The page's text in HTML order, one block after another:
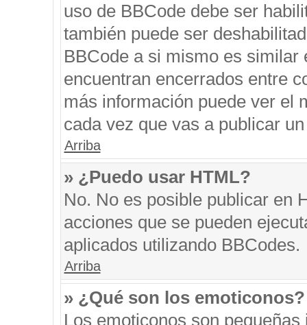
uso de BBCode debe ser
también puede ser
BBCode a si mismo es
encuentran encerrados entre
más información puede ver el
cada vez que vas a publicar
Arriba
» ¿Puedo usar HTML?
No. No es posible publicar en
acciones que se pueden
aplicados utilizando BBCodes.
Arriba
» ¿Qué son los emoticonos?
Los emoticonos son